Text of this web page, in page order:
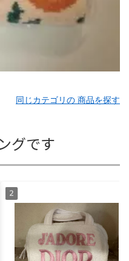
同じカテゴリの 商品を探す
グです